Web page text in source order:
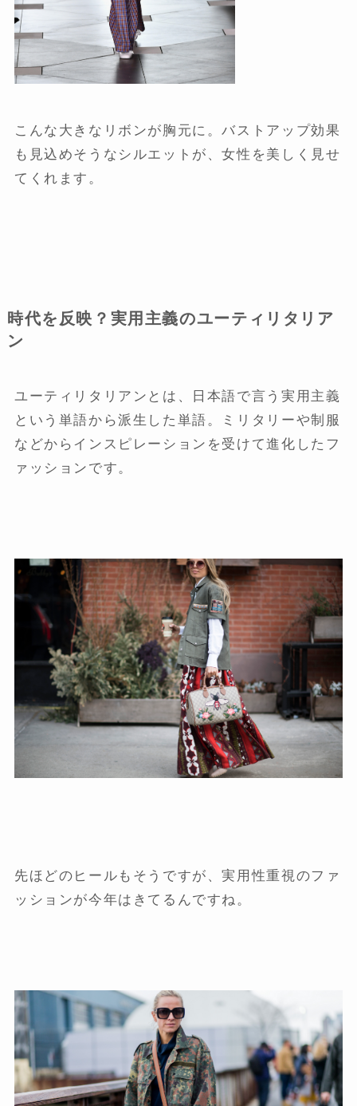
こんな大きなリボンが胸元に。バストアップ効果
も見込めそうなシルエットが、女性を美しく見せ
てくれます。
時代を反映？実用主義のユーティリタリア
ン
ユーティリタリアンとは、日本語で言う実用主義
という単語から派生した単語。ミリタリーや制服
などからインスピレーションを受けて進化したフ
ァッションです。
先ほどのヒールもそうですが、実用性重視のファ
ッションが今年はきてるんですね。